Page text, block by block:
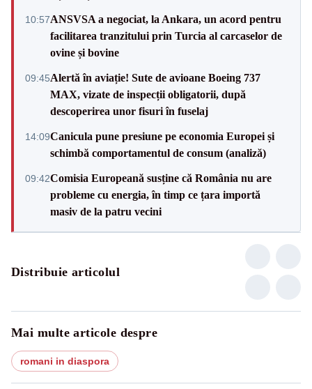
10:57ANSVSA a negociat, la Ankara, un acord pentru
facilitarea tranzitului prin Turcia al carcaselor de
ovine și bovine
09:45Alertă în aviație! Sute de avioane Boeing 737
MAX, vizate de inspecții obligatorii, după
descoperirea unor fisuri în fuselaj
14:09Canicula pune presiune pe economia Europei și
schimbă comportamentul de consum (analiză)
09:42Comisia Europeană susține că România nu are
probleme cu energia, în timp ce țara importă
masiv de la patru vecini
Distribuie articolul
Mai multe articole despre
romani in diaspora